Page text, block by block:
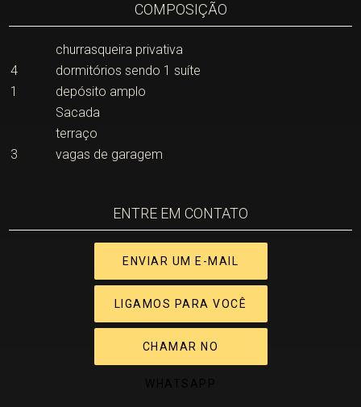
COMPOSIÇÃO
churrasqueira privativa
4
dormitórios sendo 1 suíte
1
depósito amplo
Sacada
terraço
3
vagas de garagem
ENTRE EM CONTATO
ENVIAR UM E-MAIL
LIGAMOS PARA VOCÊ
CHAMAR NO